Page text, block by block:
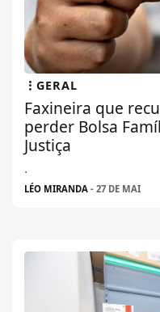
GERAL
Faxineira que
perder Bolsa
Justiça
.
LÉO MIRANDA - 27 DE MAI